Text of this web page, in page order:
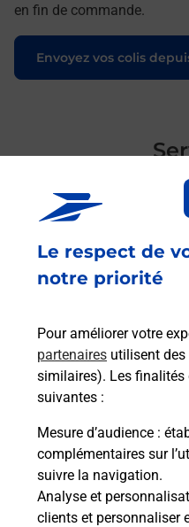
Le respect de
notre priorité
Pour améliorer votre
partenaires utilisent
similaires). Les finalités
suivantes :
Mesure d’audience :
complémentaires sur
suivre la navigation.
Analyse et
clients et personnaliser
en fin de commande.
Envoyez vos colis
Le lien s'ouvre dans un
En savoir plus
Acheter un iPhone
Vous recherchez un
de chez vous ?
téléphones iPhone
Poste à LE VIVIER SUR